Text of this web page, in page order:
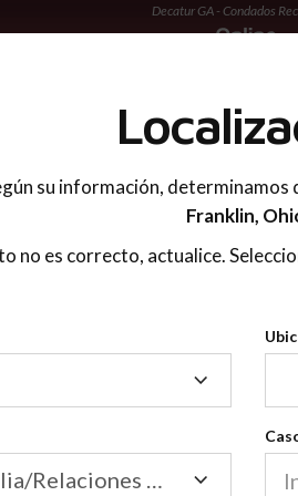
Decatur GA - Condados
Condados
2600
Condados
su información, determinamos
Franklin,
no es correcto, actualice.
Tribunal de Familia/Relaciones Domésticas